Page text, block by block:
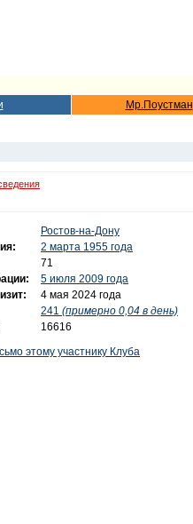
Мр.Поустман
Ростов-на-Дону
2 марта 1955 года
71
5 июля 2009 года
4 мая 2024 года
241 (примерно 0,04 в день)
16616
этому участнику Клуба